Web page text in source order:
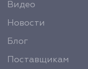
Видео
Новости
Блог
Поставщикам